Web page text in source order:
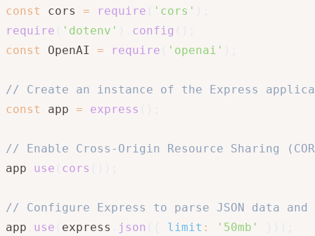
const
cors = require 'cors'
require
'dotenv' config
const
OpenAI = require 'openai'
// Create an instance of the Express
const
app = express
// Enable Cross-Origin Resource Sharing
app
use cors
// Configure Express to parse JSON data
app
use express json limit : '50mb'